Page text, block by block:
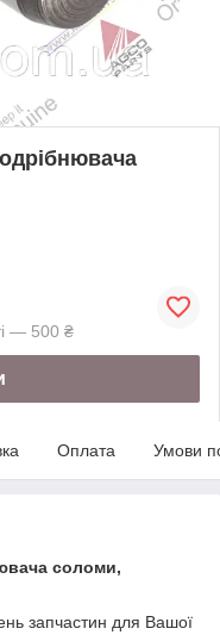
— 500 ₴
Оплата Умови
соломи,
запчастин для Вашої